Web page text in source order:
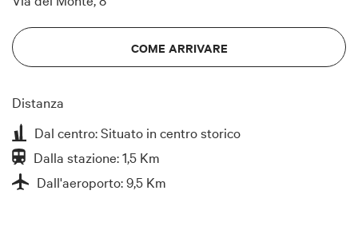
COME ARRIVARE
Distanza
Dal centro: Situato in centro storico
Dalla stazione: 1,5 Km
Dall'aeroporto: 9,5 Km